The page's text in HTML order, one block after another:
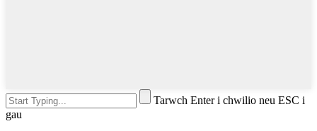
Tarwch Enter i chwilio neu ESC i
gau